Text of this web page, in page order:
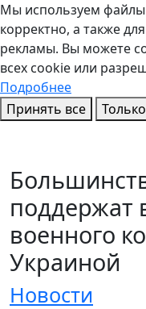
Мы используем файлы
корректно, а также
рекламы. Вы можете
всех cookie или
Подробнее
Принять все
поддержат
военного
Украиной
Новости